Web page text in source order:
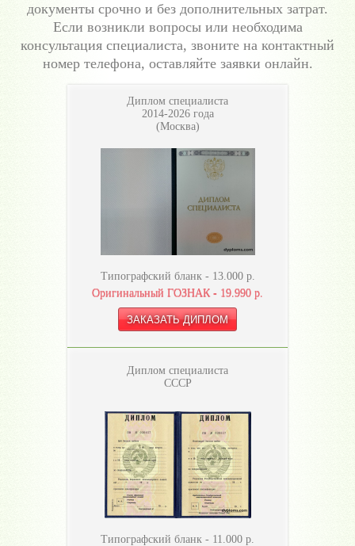
документы срочно и без дополнительных затрат.
Если возникли вопросы или необходима
консультация специалиста, звоните на контактный
номер телефона, оставляйте заявки онлайн.
Диплом специалиста
2014-2026 года
(Москва)
Типографский бланк - 13.000р.
Оригинальный ГОЗНАК - 19.990 р.
Диплом специалиста
СССР
Типографский бланк - 11.000 р.